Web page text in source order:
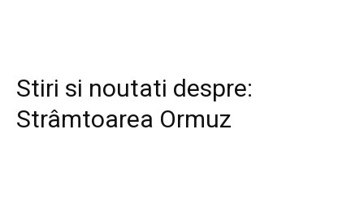
Stiri si noutati despre:
Strâmtoarea Ormuz